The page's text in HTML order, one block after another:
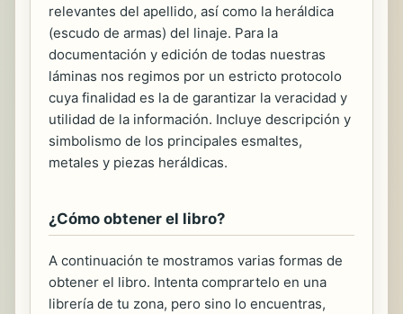
relevantes del apellido, así como la heráldica
(escudo de armas) del linaje. Para la
documentación y edición de todas nuestras
láminas nos regimos por un estricto protocolo
cuya finalidad es la de garantizar la veracidad y
utilidad de la información. Incluye descripción y
simbolismo de los principales esmaltes,
metales y piezas heráldicas.
¿Cómo obtener el libro?
A continuación te mostramos varias formas de
obtener el libro. Intenta comprartelo en una
librería de tu zona, pero sino lo encuentras,